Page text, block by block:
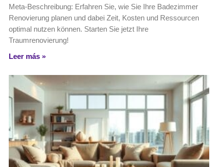
Meta-Beschreibung: Erfahren Sie, wie Sie Ihre Badezimmer
Renovierung planen und dabei Zeit, Kosten und Ressourcen
optimal nutzen können. Starten Sie jetzt Ihre
Traumrenovierung!
Leer más »